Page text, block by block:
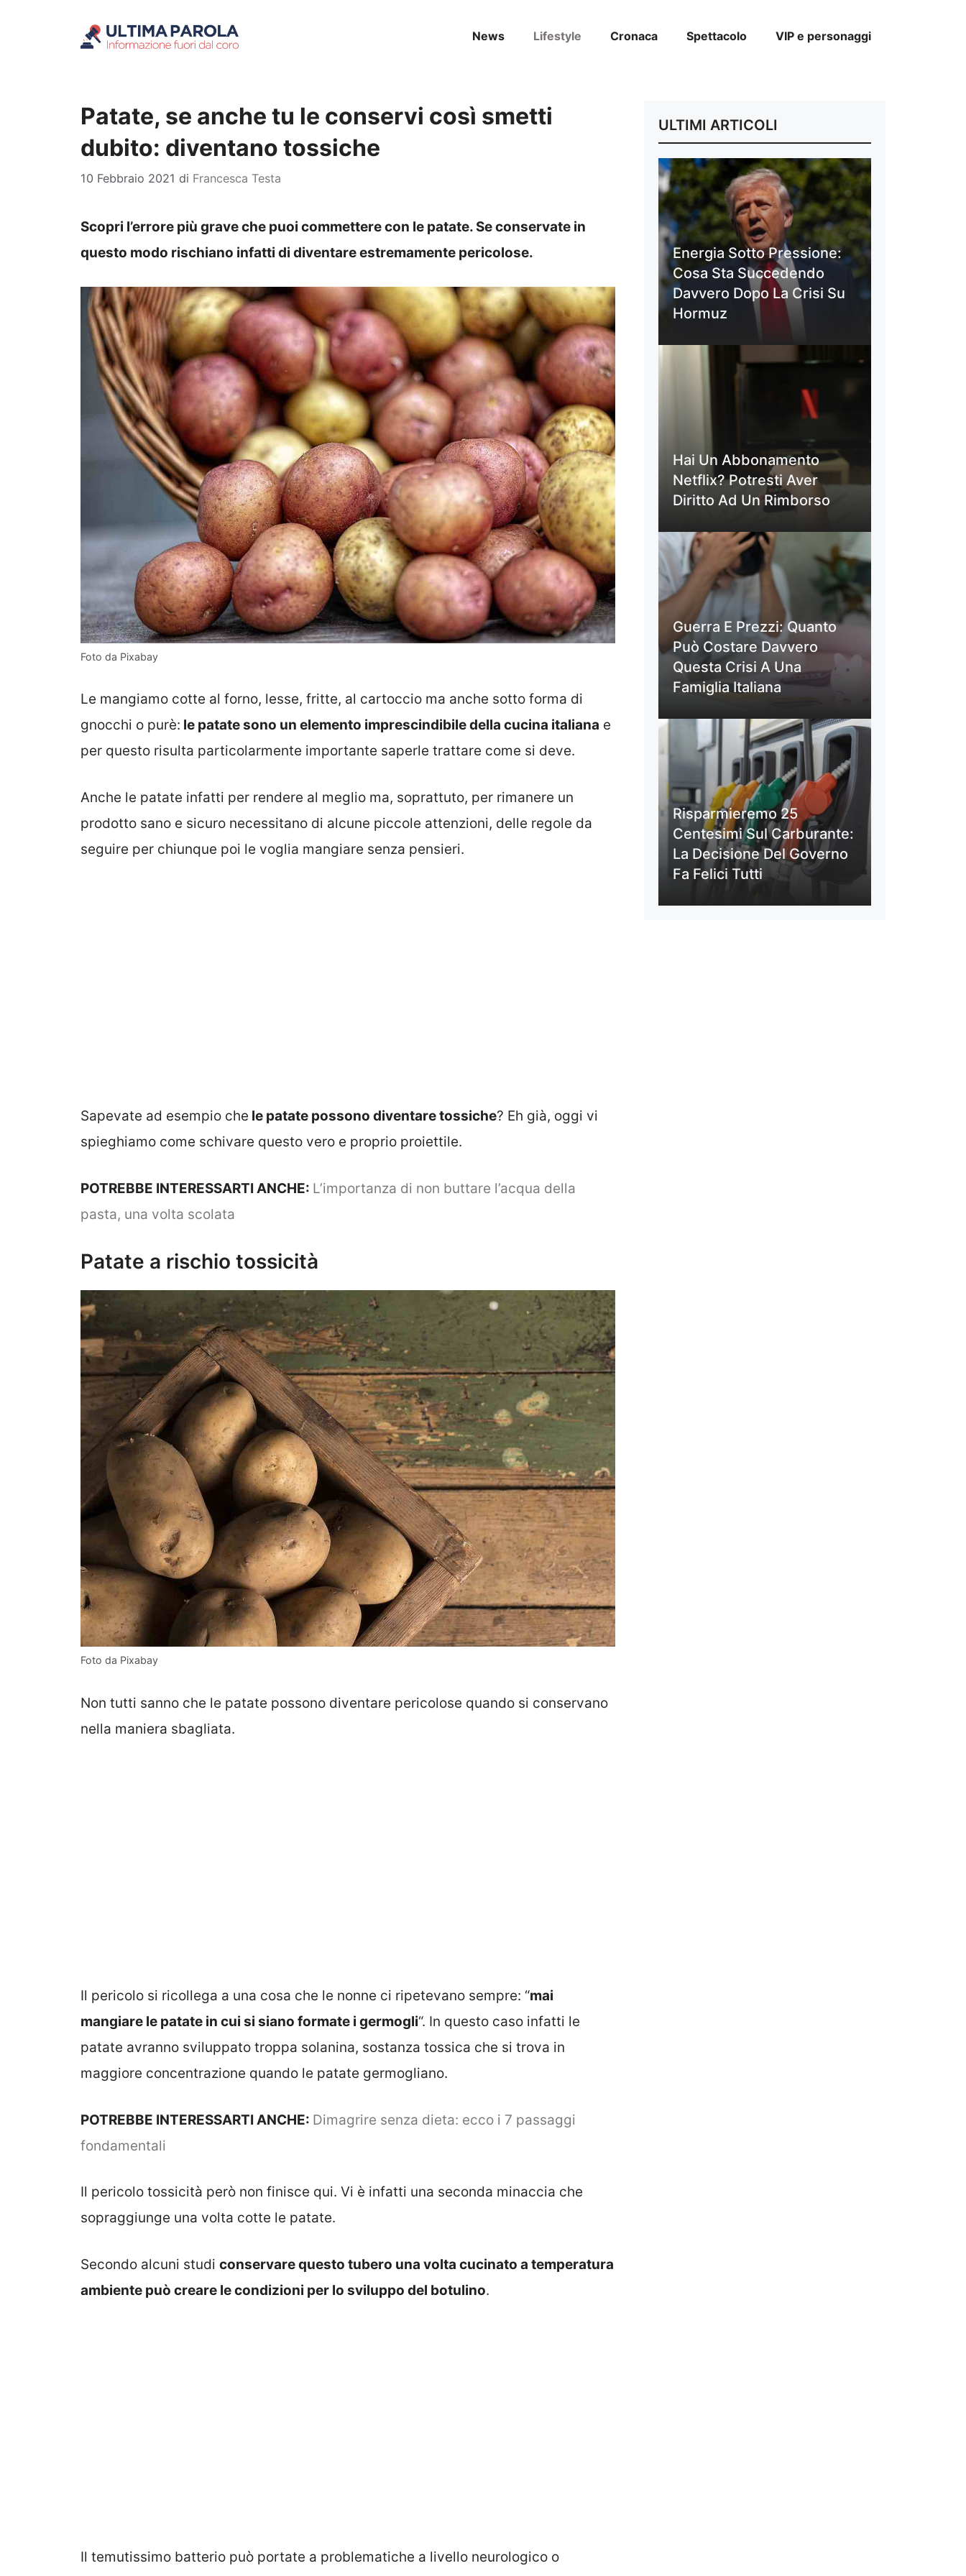
News Lifestyle Cronaca Spettacolo VIP e personaggi
Patate, se anche tu le conservi così smetti
dubito: diventano tossiche
10 Febbraio 2021 di Francesca Testa
Scopri l’errore più grave che puoi commettere con le patate. Se conservate in
questo modo rischiano infatti di diventare estremamente pericolose.
Foto da Pixabay
Le mangiamo cotte al forno, lesse, fritte, al cartoccio ma anche sotto forma di
gnocchi o purè: le patate sono un elemento imprescindibile della cucina italiana e
per questo risulta particolarmente importante saperle trattare come si deve.
Anche le patate infatti per rendere al meglio ma, soprattuto, per rimanere un
prodotto sano e sicuro necessitano di alcune piccole attenzioni, delle regole da
seguire per chiunque poi le voglia mangiare senza pensieri.
Sapevate ad esempio che le patate possono diventare tossiche? Eh già, oggi vi
spieghiamo come schivare questo vero e proprio proiettile.
POTREBBE INTERESSARTI ANCHE: L’importanza di non buttare l’acqua della
pasta, una volta scolata
Patate a rischio tossicità
Foto da Pixabay
Non tutti sanno che le patate possono diventare pericolose quando si conservano
nella maniera sbagliata.
Il pericolo si ricollega a una cosa che le nonne ci ripetevano sempre: “mai
mangiare le patate in cui si siano formate i germogli“. In questo caso infatti le
patate avranno sviluppato troppa solanina, sostanza tossica che si trova in
maggiore concentrazione quando le patate germogliano.
POTREBBE INTERESSARTI ANCHE: Dimagrire senza dieta: ecco i 7 passaggi
fondamentali
Il pericolo tossicità però non finisce qui. Vi è infatti una seconda minaccia che
sopraggiunge una volta cotte le patate.
Secondo alcuni studi conservare questo tubero una volta cucinato a temperatura
ambiente può creare le condizioni per lo sviluppo del botulino.
Il temutissimo batterio può portate a problematiche a livello neurologico o
ULTIMI ARTICOLI
Energia Sotto Pressione:
Cosa Sta Succedendo
Davvero Dopo La Crisi Su
Hormuz
Hai Un Abbonamento
Netflix? Potresti Aver
Diritto Ad Un Rimborso
Guerra E Prezzi: Quanto
Può Costare Davvero
Questa Crisi A Una
Famiglia Italiana
Risparmieremo 25
Centesimi Sul Carburante:
La Decisione Del Governo
Fa Felici Tutti